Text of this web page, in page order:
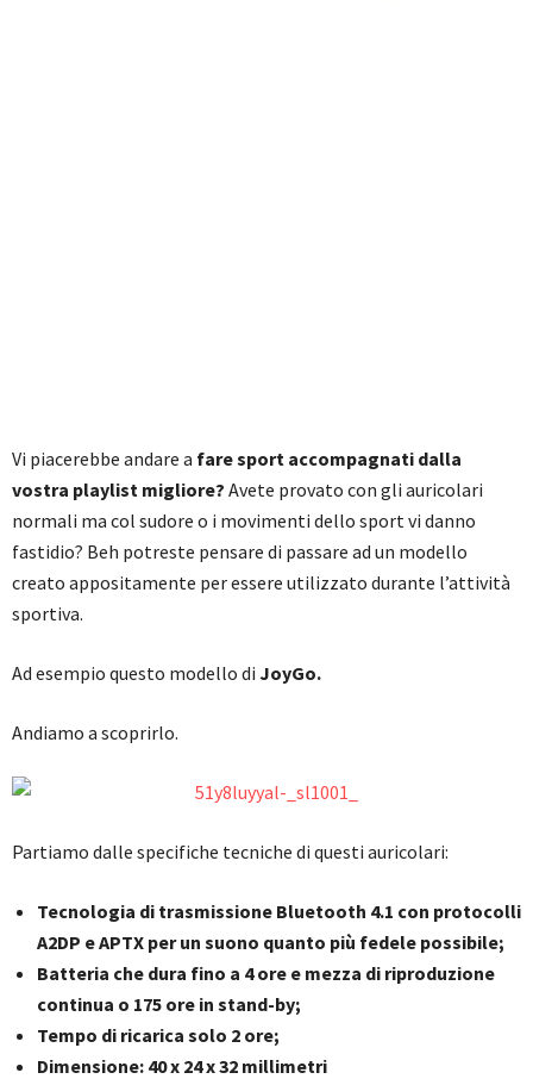
Vi piacerebbe andare a fare sport accompagnati dalla
vostra playlist migliore? Avete provato con gli auricolari
normali ma col sudore o i movimenti dello sport vi danno
fastidio? Beh potreste pensare di passare ad un modello
creato appositamente per essere utilizzato durante l’attività
sportiva.
Ad esempio questo modello di JoyGo.
Andiamo a scoprirlo.
Partiamo dalle specifiche tecniche di questi auricolari:
Tecnologia di trasmissione Bluetooth 4.1 con protocolli
A2DP e APTX per un suono quanto più fedele possibile;
Batteria che dura fino a 4 ore e mezza di riproduzione
continua o 175 ore in stand-by;
Tempo di ricarica solo 2 ore;
Dimensione: 40 x 24 x 32 millimetri